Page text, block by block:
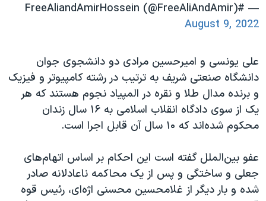
— #FreeAliandAmirHossein (@FreeAliAndAmir)
August 9, 2022
علی یونسی و امیرحسین مرادی دو دانشجوی جوان
دانشگاه صنعتی شریف به ترتیب در رشته کامپیوتر و فیزیک
و برنده مدال طلا و نقره در المپیاد نجوم هستند که هر
یک از سوی دادگاه انقلاب اسلامی به ۱۶ سال زندان
محکوم شده‌اند که ۱۰ سال آن قابل اجرا است.
عفو بین‌الملل گفته است این احکام بر اساس اتهام‌های
جعلی و ساختگی و پس از یک محاکمه ناعادلانه صادر
شده و بار دیگر از غلامحسین محسنی اژه‌ای، رئیس قوه